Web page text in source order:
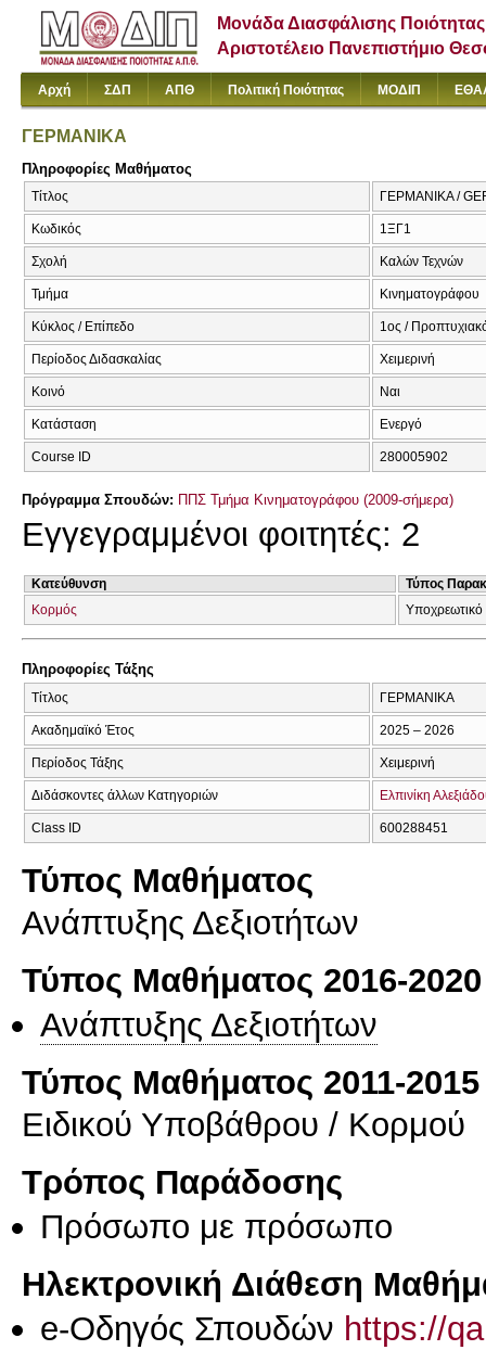
Μονάδα Διασφάλισης Ποιότητας
Αριστοτέλειο Πανεπιστήμιο
Αρχή ΣΔΠ ΑΠΘ Πολιτική Ποιότητας ΜΟΔΙΠ
ΓΕΡΜΑΝΙΚΑ
Πληροφορίες Μαθήματος
Τίτλος ΓΕΡΜΑΝΙΚΑ /
Κωδικός 1ΞΓ1
Σχολή Καλών Τεχνών
Τμήμα Κινηματογράφου
Κύκλος / Επίπεδο 1ος /
Περίοδος Διδασκαλίας Χειμερινή
Κοινό Ναι
Κατάσταση Ενεργό
Course ID 280005902
Πρόγραμμα Σπουδών: ΠΠΣ Τμήμα Κινηματογράφου (2009-σήμερα)
Εγγεγραμμένοι φοιτητές: 2
Κατεύθυνση
Τύπος
Κορμός
Υποχρεωτικό
Πληροφορίες Τάξης
Τίτλος ΓΕΡΜΑΝΙΚΑ
Ακαδημαϊκό Έτος 2025 – 2026
Περίοδος Τάξης Χειμερινή
Διδάσκοντες άλλων Κατηγοριών Ελπινίκη
Class ID 600288451
Τύπος Μαθήματος
Ανάπτυξης Δεξιοτήτων
Τύπος Μαθήματος 2016-2020
Ανάπτυξης Δεξιοτήτων
Τύπος Μαθήματος 2011-2015
Ειδικού Υποβάθρου / Κορμού
Τρόπος Παράδοσης
Πρόσωπο με πρόσωπο
Ηλεκτρονική Διάθεση
e-Οδηγός Σπουδών https://